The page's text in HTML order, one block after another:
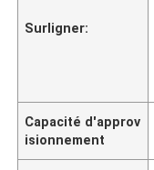
Surligner:
Capacité d'approv
isionnement